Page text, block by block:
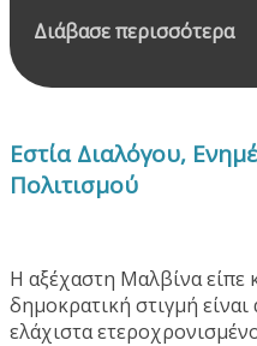
Διάβασε περισσότερα
Εστία Διαλόγου,
Πολιτισμού
Η αξέχαστη Μαλβίνα είπε
δημοκρατική στιγμή
ελάχιστα